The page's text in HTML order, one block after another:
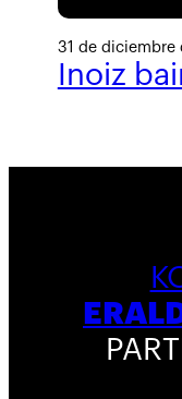
31 de diciembre
Inoiz